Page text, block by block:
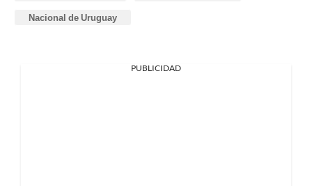
Nacional de Uruguay
PUBLICIDAD